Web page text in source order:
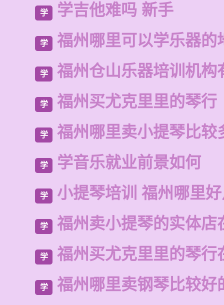
学 学吉他难吗 新手
学 福州哪里可以学乐器的
学 福州仓山乐器培训机构
学 福州买尤克里里的琴行
学 福州哪里卖小提琴比较
学 学音乐就业前景如何
学 小提琴培训 福州哪里
学 福州卖小提琴的实体店
学 福州买尤克里里的琴行
学 福州哪里卖钢琴比较好